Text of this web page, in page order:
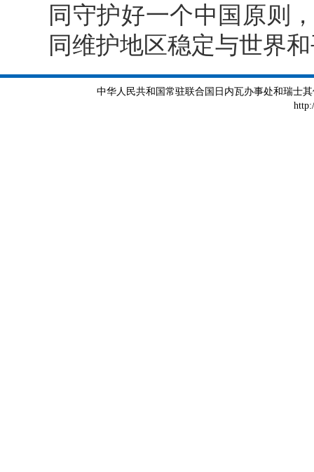
同守护好一个中国原则
同维护地区稳定与世界
中华人民共和国常驻联合国日内瓦办事处和瑞士